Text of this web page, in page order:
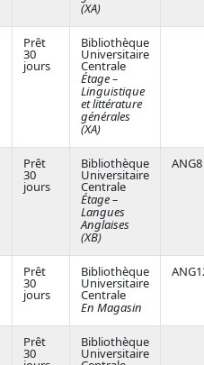
(XA)
Prêt
30
jours
Bibliothèque
Universitaire
Centrale
Étage –
Linguistique
et littérature
générales
(XA)
Prêt
30
jours
Bibliothèque
Universitaire
Centrale
Étage –
Langues
Anglaises
(XB)
ANG8
Prêt
30
jours
Bibliothèque
Universitaire
Centrale
En Magasin
Prêt
30
Bibliothèque
Universitaire